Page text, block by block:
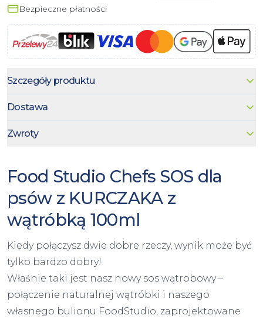
Bezpieczne płatności
Szczegóły produktu
Dostawa
Zwroty
Food Studio Chefs SOS dla
psów z KURCZAKA z
wątróbką 100ml
Kiedy połączysz dwie dobre rzeczy, wynik może być
tylko bardzo dobry!
Właśnie taki jest nasz nowy sos wątrobowy –
połączenie naturalnej wątróbki i naszego
własnego bulionu FoodStudio, zaprojektowane